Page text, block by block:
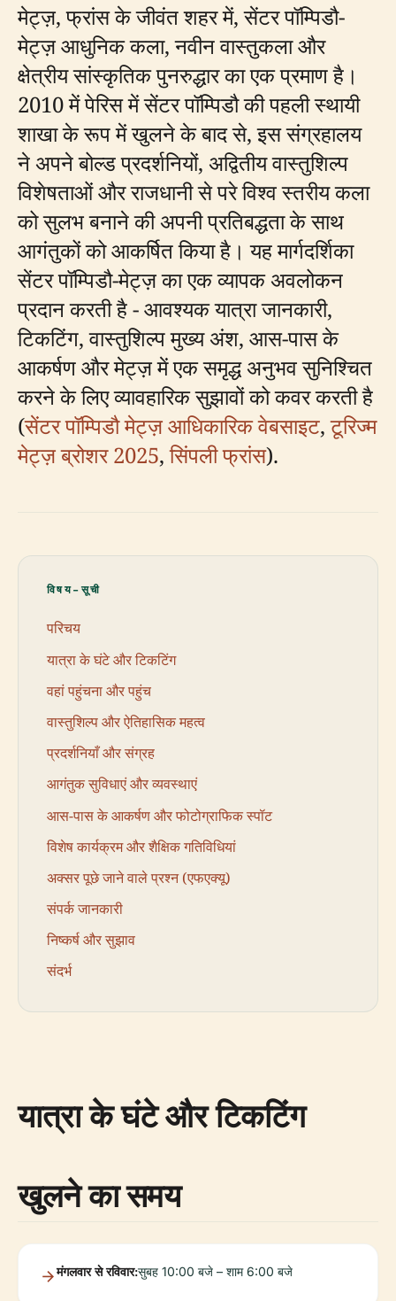
मेट्ज़, फ्रांस के जीवंत शहर में, सेंटर पॉम्पिडौ-
मेट्ज़ आधुनिक कला, नवीन वास्तुकला और
क्षेत्रीय सांस्कृतिक पुनरुद्धार का एक प्रमाण है।
2010 में पेरिस में सेंटर पॉम्पिडौ की पहली स्थायी
शाखा के रूप में खुलने के बाद से, इस संग्रहालय
ने अपने बोल्ड प्रदर्शनियों, अद्वितीय वास्तुशिल्प
विशेषताओं और राजधानी से परे विश्व स्तरीय कला
को सुलभ बनाने की अपनी प्रतिबद्धता के साथ
आगंतुकों को आकर्षित किया है। यह मार्गदर्शिका
सेंटर पॉम्पिडौ-मेट्ज़ का एक व्यापक अवलोकन
प्रदान करती है - आवश्यक यात्रा जानकारी,
टिकटिंग, वास्तुशिल्प मुख्य अंश, आस-पास के
आकर्षण और मेट्ज़ में एक समृद्ध अनुभव सुनिश्चित
करने के लिए व्यावहारिक सुझावों को कवर करती है
(सेंटर पॉम्पिडौ मेट्ज़ आधिकारिक वेबसाइट,टूरिज्म
मेट्ज़ ब्रोशर 2025,सिंपली फ्रांस).
विषय-सूची
परिचय
यात्रा के घंटे और टिकटिंग
वहां पहुंचना और पहुंच
वास्तुशिल्प और ऐतिहासिक महत्व
प्रदर्शनियाँ और संग्रह
आगंतुक सुविधाएं और व्यवस्थाएं
आस-पास के आकर्षण और फोटोग्राफिक स्पॉट
विशेष कार्यक्रम और शैक्षिक गतिविधियां
अक्सर पूछे जाने वाले प्रश्न (एफएक्यू)
संपर्क जानकारी
निष्कर्ष और सुझाव
संदर्भ
यात्रा के घंटे और टिकटिंग
खुलने का समय
मंगलवार से रविवार:सुबह 10:00 बजे – शाम 6:00 बजे